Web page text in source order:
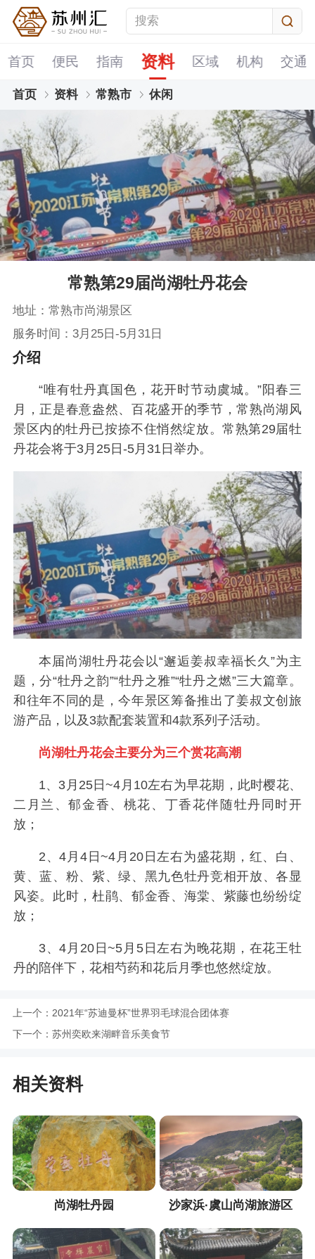
首页 便民 指南 资料 区域 机构 交通
首页 资料 常熟市 休闲
常熟第29届尚湖牡丹花会
地址：常熟市尚湖景区
服务时间：3月25日-5月31日
介绍
“唯有牡丹真国色，花开时节动虞城。”阳春三
月，正是春意盎然、百花盛开的季节，常熟尚湖风
景区内的牡丹已按捺不住悄然绽放。常熟第29届牡
丹花会将于3月25日-5月31日举办。
本届尚湖牡丹花会以“邂逅姜叔幸福长久”为主
题，分“牡丹之韵”“牡丹之雅”“牡丹之燃”三大篇章。
和往年不同的是，今年景区筹备推出了姜叔文创旅
游产品，以及3款配套装置和4款系列子活动。
尚湖牡丹花会主要分为三个赏花高潮
1、3月25日~4月10左右为早花期，此时樱花、
二月兰、郁金香、桃花、丁香花伴随牡丹同时开
放；
2、4月4日~4月20日左右为盛花期，红、白、
黄、蓝、粉、紫、绿、黑九色牡丹竞相开放、各显
风姿。此时，杜鹃、郁金香、海棠、紫藤也纷纷绽
放；
3、4月20日~5月5日左右为晚花期，在花王牡
丹的陪伴下，花相芍药和花后月季也悠然绽放。
上一个： 2021年“苏迪曼杯”世界羽毛球混合团体赛
下一个： 苏州奕欧来湖畔音乐美食节
相关资料
尚湖牡丹园 沙家浜·虞山尚湖旅游区